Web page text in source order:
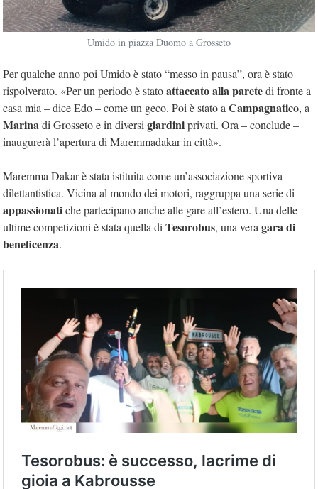
Umido in piazza Duomo a Grosseto
Per qualche anno poi Umido è stato “messo in pausa”, ora è stato
rispolverato. «Per un periodo è statoattaccato alla paretedi fronte a
casa mia – dice Edo – come un geco. Poi è stato a Campagnatico, a
Marinadi Grosseto e in diversi giardiniprivati. Ora – conclude –
inaugurerà l’apertura di Maremmadakar in città».
Maremma Dakar è stata istituita come un’associazione sportiva
dilettantistica. Vicina al mondo dei motori, raggruppa una serie di
appassionatiche partecipano anche alle gare all’estero. Una delle
ultime competizioni è stata quella di Tesorobus, una vera gara di
beneficenza.